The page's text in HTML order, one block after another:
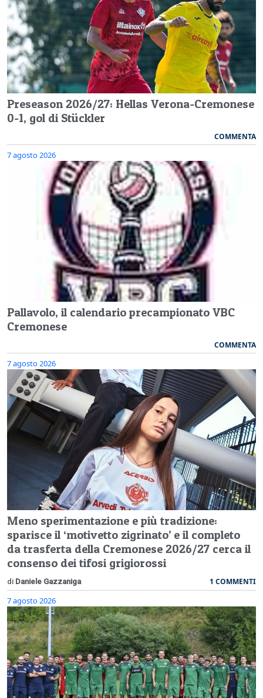
Preseason 2026/27: Hellas Verona-Cremonese
0-1, gol di Stückler
COMMENTA
7 agosto 2026
Pallavolo, il calendario precampionato VBC
Cremonese
COMMENTA
7 agosto 2026
Meno sperimentazione e più tradizione:
sparisce il ‘motivetto zigrinato’ e il completo
da trasferta della Cremonese 2026/27 cerca il
consenso dei tifosi grigiorossi
di Daniele Gazzaniga 1 COMMENTI
7 agosto 2026